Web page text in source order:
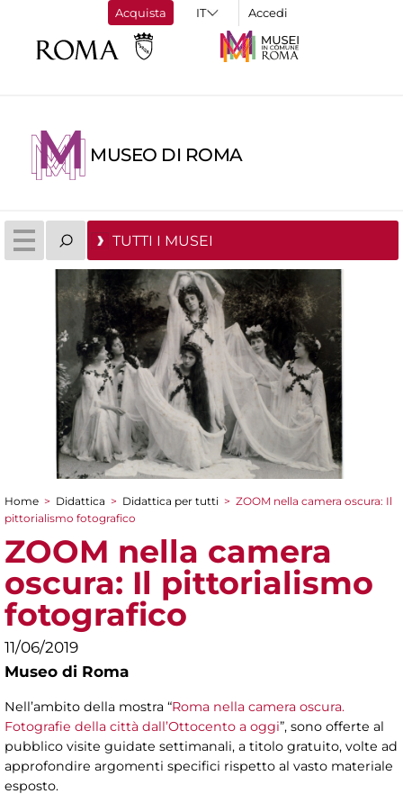
Acquista Accedi
MUSEO DI ROMA
TUTTI I MUSEI
Tu sei qui
Home > Didattica > Didattica per tutti > ZOOM nella camera oscura: Il
pittorialismo fotografico
ZOOM nella camera
oscura: Il pittorialismo
fotografico
11/06/2019
Museo di Roma
Nell’ambito della mostra “Roma nella camera oscura.
Fotografie della città dall’Ottocento a oggi”, sono offerte al
pubblico visite guidate settimanali, a titolo gratuito, volte ad
approfondire argomenti specifici rispetto al vasto materiale
esposto.